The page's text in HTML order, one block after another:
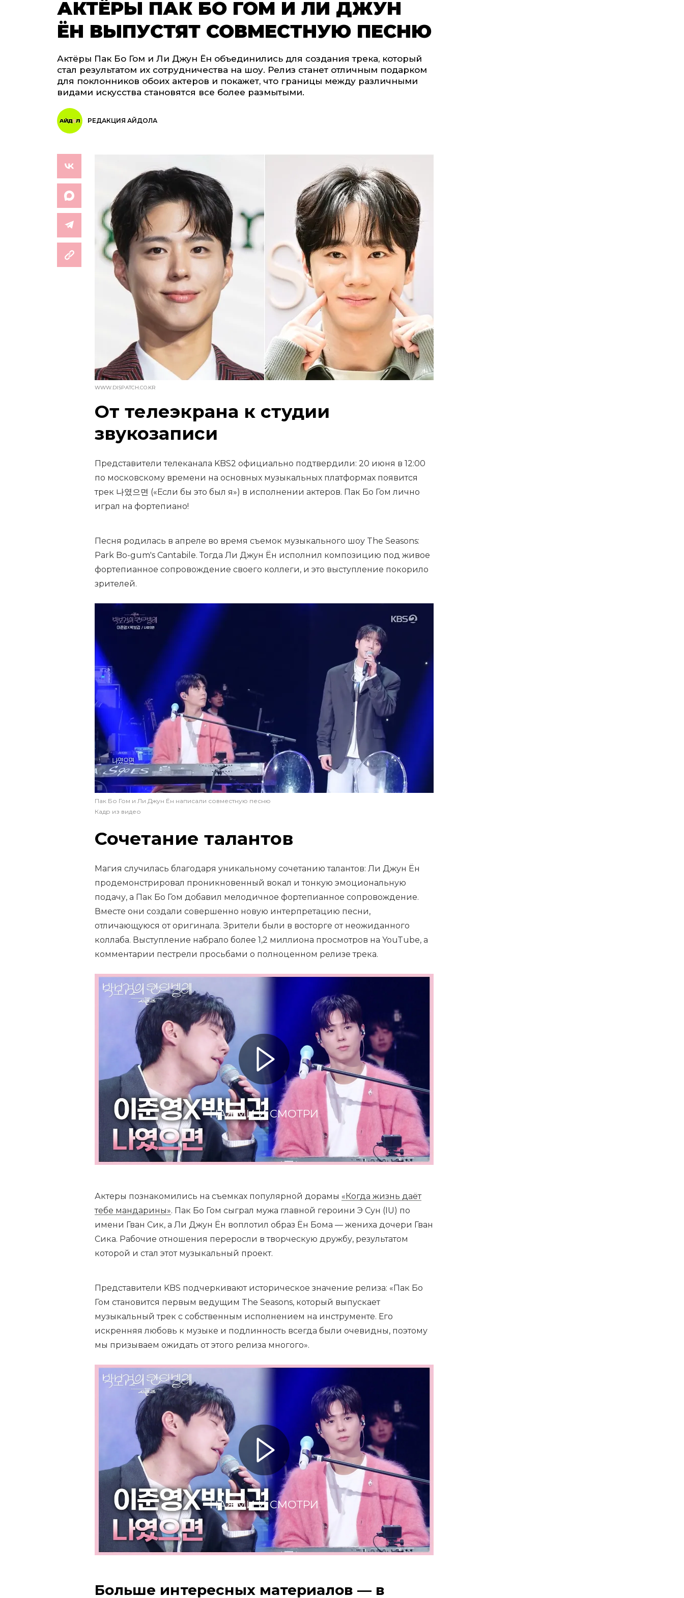
АКТЁРЫ ПАК БО ГОМ И ЛИ ДЖУН
ЁН ВЫПУСТЯТ СОВМЕСТНУЮ ПЕСНЮ
Актёры Пак Бо Гом и Ли Джун Ён объединились для создания трека, который
стал результатом их сотрудничества на шоу. Релиз станет отличным подарком
для поклонников обоих актеров и покажет, что границы между различными
видами искусства становятся все более размытыми.
РЕДАКЦИЯ АЙДОЛА
WWW.DISPATCH.CO.KR
От телеэкрана к студии
звукозаписи
Представители телеканала KBS2 официально подтвердили: 20 июня в 12:00
по московскому времени на основных музыкальных платформах появится
трек 나였으면 («Если бы это был я») в исполнении актеров. Пак Бо Гом лично
играл на фортепиано!
Песня родилась в апреле во время съемок музыкального шоу The Seasons:
Park Bo-gum's Cantabile. Тогда Ли Джун Ён исполнил композицию под живое
фортепианное сопровождение своего коллеги, и это выступление покорило
зрителей.
Пак Бо Гом и Ли Джун Ён написали совместную песню
Кадр из видео
Сочетание талантов
Магия случилась благодаря уникальному сочетанию талантов: Ли Джун Ён
продемонстрировал проникновенный вокал и тонкую эмоциональную
подачу, а Пак Бо Гом добавил мелодичное фортепианное сопровождение.
Вместе они создали совершенно новую интерпретацию песни,
отличающуюся от оригинала. Зрители были в восторге от неожиданного
коллаба. Выступление набрало более 1,2 миллиона просмотров на YouTube, а
комментарии пестрели просьбами о полноценном релизе трека.
НАЖМИ И СМОТРИ
Актеры познакомились на съемках популярной дорамы «Когда жизнь даёт
тебе мандарины». Пак Бо Гом сыграл мужа главной героини Э Сун (IU) по
имени Гван Сик, а Ли Джун Ён воплотил образ Ён Бома — жениха дочери Гван
Сика. Рабочие отношения переросли в творческую дружбу, результатом
которой и стал этот музыкальный проект.
Представители KBS подчеркивают историческое значение релиза: «Пак Бо
Гом становится первым ведущим The Seasons, который выпускает
музыкальный трек с собственным исполнением на инструменте. Его
искренняя любовь к музыке и подлинность всегда были очевидны, поэтому
мы призываем ожидать от этого релиза многого».
НАЖМИ И СМОТРИ
Больше интересных материалов — в